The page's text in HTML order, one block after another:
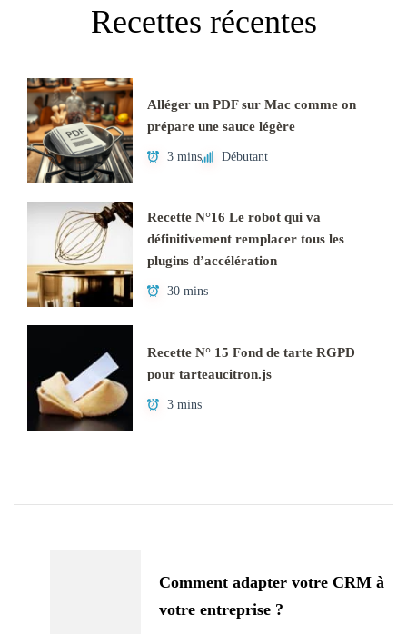
Recettes récentes
Alléger un PDF sur Mac comme on
prépare une sauce légère
3 mins Débutant
Recette N°16 Le robot qui va
définitivement remplacer tous les
plugins d’accélération
30 mins
Recette N° 15 Fond de tarte RGPD
pour tarteaucitron.js
3 mins
Comment adapter votre CRM à
votre entreprise ?